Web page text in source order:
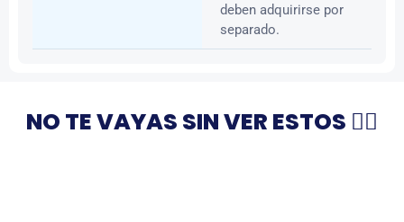
deben adquirirse por
separado.
NO TE VAYAS SIN VER ESTOS 👇🏻